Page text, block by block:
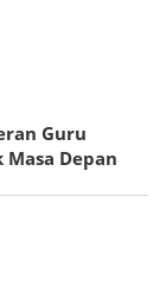
Guru
Depan